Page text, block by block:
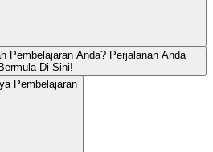
Pembelajaran Anda? Perjalanan Anda
Di Sini!
Pembelajaran